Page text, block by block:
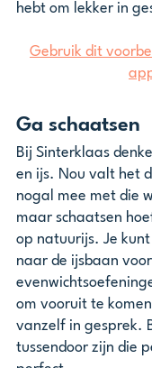
hebt om lekker in
Gebruik dit
Ga schaatsen
Bij Sinterklaas
en ijs. Nou valt het
nogal mee met die
maar schaatsen
op natuurijs. Je
naar de ijsbaan
om vooruit te
vanzelf in gesprek.
tussendoor zijn die